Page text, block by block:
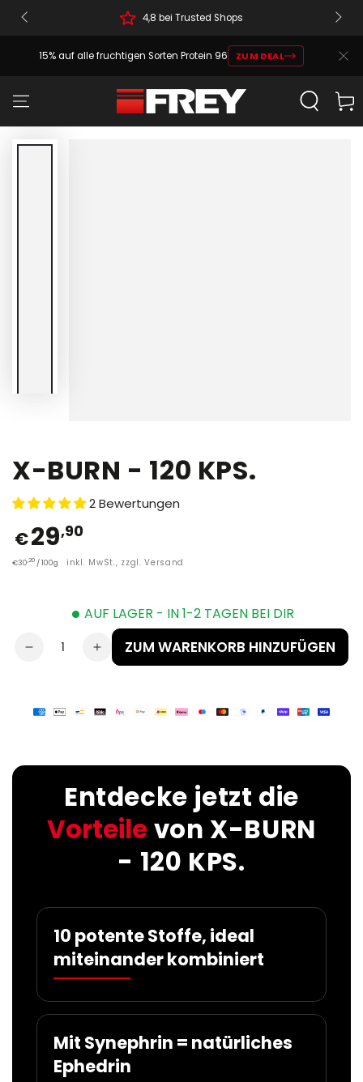
4,8 bei Trusted Shops
15% auf alle fruchtigen Sorten Protein 96 ZUM DEAL
X-BURN - 120 KPS.
2 Bewertungen
€29,90
€30,20 /100g inkl. MwSt., zzgl. Versand
• AUF LAGER - IN 1-2 TAGEN BEI DIR
ZUM WARENKORB HINZUFÜGEN
Entdecke jetzt die
Vorteilevon X-BURN
- 120 KPS.
10 potente Stoffe, ideal
miteinander kombiniert
Mit Synephrin = natürliches
Ephedrin